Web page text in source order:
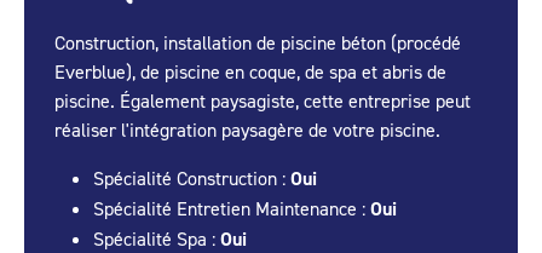
Construction, installation de piscine béton (procédé
Everblue), de piscine en coque, de spa et abris de
piscine. Également paysagiste, cette entreprise peut
réaliser l'intégration paysagère de votre piscine.
Spécialité Construction : Oui
Spécialité Entretien Maintenance : Oui
Spécialité Spa : Oui